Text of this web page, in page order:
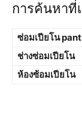
การค้นหาที่
ซ่อมเปียโน
ช่างซ่อมเปียโน
ห้องซ้อมเปียโน